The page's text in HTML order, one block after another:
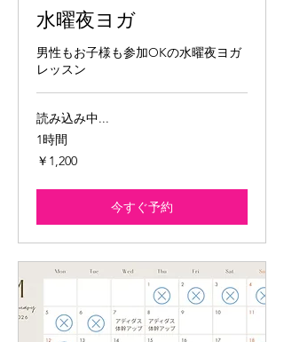
水曜夜ヨガ
男性もお子様も参加OKの水曜夜ヨガ
レッスン
読み込み中...
1時間
1,200
円
￥1,200
今すぐ予約